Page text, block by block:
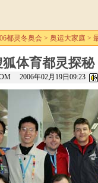
都灵冬奥会> 奥运大家庭 >
狐体育都灵探
2006年02月19日09:23